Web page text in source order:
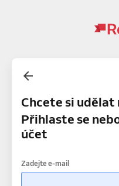
Chcete si udělat
Přihlaste se
účet
Zadejte e-mail